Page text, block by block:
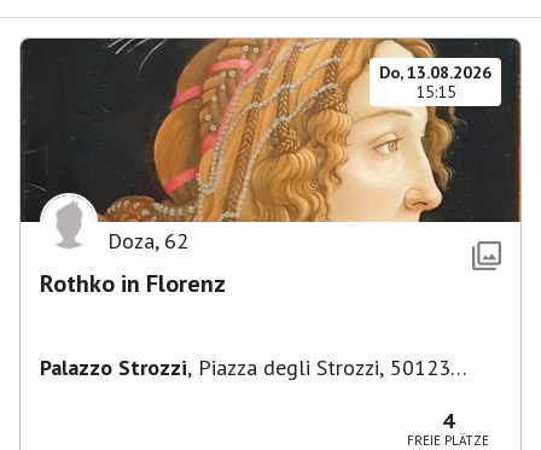
Do, 13.08.2026
15:15
Doza, 62
Rothko in Florenz
Palazzo Strozzi, Piazza degli Strozzi, 50123
4
FREIE PLÄTZE